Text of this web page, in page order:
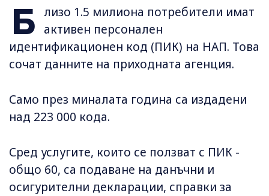
Б лизо 1.5 милиона потребители имат
активен персонален
идентификационен код (ПИК) на НАП. Това
сочат данните на приходната агенция.
Само през миналата година са издадени
над 223 000 кода.
Сред услугите, които се ползват с ПИК -
общо 60, са подаване на данъчни и
осигурителни декларации, справки за